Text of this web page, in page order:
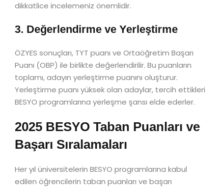
dikkatlice incelemeniz önemlidir.
3. Değerlendirme ve Yerleştirme
ÖZYES sonuçları, TYT puanı ve Ortaöğretim Başarı
Puanı (OBP) ile birlikte değerlendirilir. Bu puanların
toplamı, adayın yerleştirme puanını oluşturur.
Yerleştirme puanı yüksek olan adaylar, tercih ettikleri
BESYO programlarına yerleşme şansı elde ederler.
2025 BESYO Taban Puanları ve
Başarı Sıralamaları
Her yıl üniversitelerin BESYO programlarına kabul
edilen öğrencilerin taban puanları ve başarı